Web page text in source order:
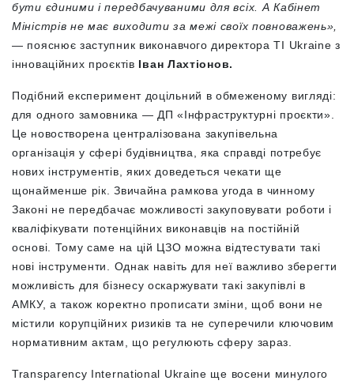
бути єдиними і передбачуваними для всіх. А Кабінет
Міністрів не має виходити за межі своїх повноважень»,
— пояснює заступник виконавчого директора TI Ukraine з
інноваційних проєктів Іван Лахтіонов.
Подібний експеримент доцільний в обмеженому вигляді:
для одного замовника — ДП «Інфраструктурні проєкти».
Це новостворена централізована закупівельна
організація у сфері будівництва, яка справді потребує
нових інструментів, яких доведеться чекати ще
щонайменше рік. Звичайна рамкова угода в чинному
Законі не передбачає можливості закуповувати роботи і
кваліфікувати потенційних виконавців на постійній
основі. Тому саме на цій ЦЗО можна відтестувати такі
нові інструменти. Однак навіть для неї важливо зберегти
можливість для бізнесу оскаржувати такі закупівлі в
АМКУ, а також коректно прописати зміни, щоб вони не
містили корупційних ризиків та не суперечили ключовим
нормативним актам, що регулюють сферу зараз.
Transparency International Ukraine ще восени минулого